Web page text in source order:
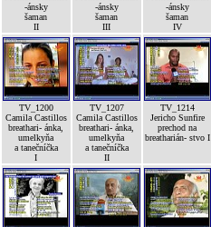
-ánsky
šaman
II
-ánsky
šaman
III
-ánsky
šaman
IV
TV_1200
Camila Castillos
breathari- ánka,
umelkyňa
a tanečníčka
I
TV_1207
Camila Castillos
breathari- ánka,
umelkyňa
a tanečníčka
II
TV_1214
Jericho Sunfire
prechod na
breatharián- stvo I